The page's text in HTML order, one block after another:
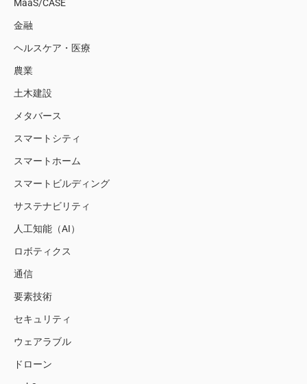
MaaS/CASE
金融
ヘルスケア・医療
農業
土木建設
メタバース
スマートシティ
スマートホーム
スマートビルディング
サステナビリティ
人工知能（AI）
ロボティクス
通信
要素技術
セキュリティ
ウェアラブル
ドローン